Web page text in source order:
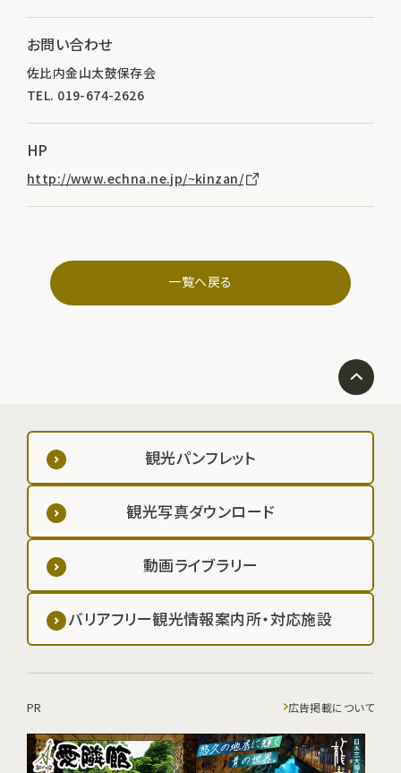
お問い合わせ
佐比内金山太鼓保存会
TEL. 019-674-2626
HP
http://www.echna.ne.jp/~kinzan/
一覧へ戻る
観光パンフレット
観光写真ダウンロード
動画ライブラリー
バリアフリー観光情報案内所・対応施設
PR 広告掲載について